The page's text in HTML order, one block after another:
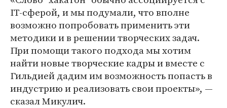
IT-сферой, и мы подумали, что вполне
возможно попробовать применить эти
методики и в решении творческих задач.
При помощи такого подхода мы хотим
найти новые творческие кадры и вместе с
Гильдией дадим им возможность попасть в
индустрию и реализовать свои проекты», —
сказал Микулич.